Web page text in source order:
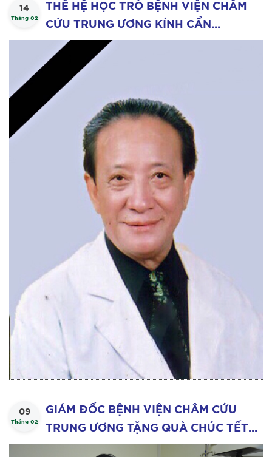
14
Tháng 02
THẾ HỆ HỌC TRÒ BỆNH VIỆN CHÂM
CỨU TRUNG ƯƠNG KÍNH CẨN
NGHIÊNG MÌNH VĨNH BIỆT
AHLĐ.GS.TSKH.TTND NGUYỄN TÀI THU
09
Tháng 02
GIÁM ĐỐC BỆNH VIỆN CHÂM CỨU
TRUNG ƯƠNG TẶNG QUÀ CHÚC TẾT
BỆNH NHÂN